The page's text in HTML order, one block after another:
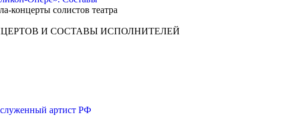
концерты солистов театра
И СОСТАВЫ ИСПОЛНИТЕЛЕЙ
артист РФ